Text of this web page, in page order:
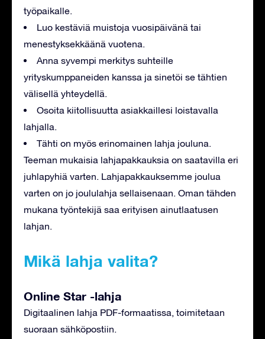
työpaikalle.
Luo kestäviä muistoja vuosipäivänä tai
menestyksekkäänä vuotena.
Anna syvempi merkitys suhteille
yrityskumppaneiden kanssa ja sinetöi se tähtien
välisellä yhteydellä.
Osoita kiitollisuutta asiakkaillesi loistavalla
lahjalla.
Tähti on myös erinomainen lahja jouluna.
Teeman mukaisia lahjapakkauksia on saatavilla eri
juhlapyhiä varten. Lahjapakkauksemme joulua
varten on jo joululahja sellaisenaan. Oman tähden
mukana työntekijä saa erityisen ainutlaatusen
lahjan.
Mikä lahja valita?
Online Star -lahja
Digitaalinen lahja PDF-formaatissa, toimitetaan
suoraan sähköpostiin.